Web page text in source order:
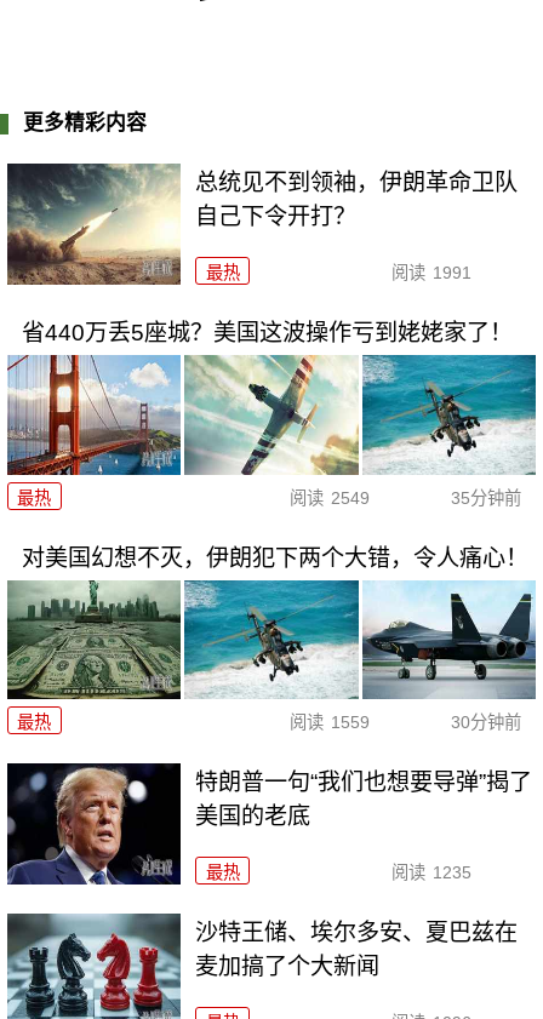
更多精彩内容
总统见不到领袖，伊朗革命卫队
自己下令开打？
最热 阅读 1991
省440万丢5座城？美国这波操作亏到姥姥家了！
最热 阅读 2549 35分钟前
对美国幻想不灭，伊朗犯下两个大错，令人痛心！
最热 阅读 1559 30分钟前
特朗普一句“我们也想要导弹”揭了
美国的老底
最热 阅读 1235
沙特王储、埃尔多安、夏巴兹在
麦加搞了个大新闻